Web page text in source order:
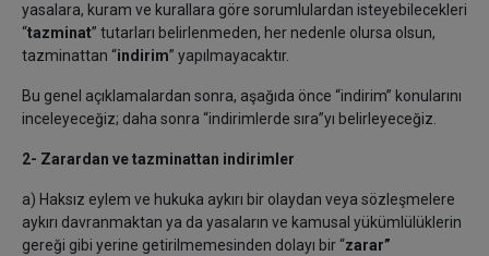
yasalara, kuram ve kurallara göre sorumlulardan isteyebilecekleri
“tazminat” tutarları belirlenmeden, her nedenle olursa olsun,
tazminattan “indirim” yapılmayacaktır.
Bu genel açıklamalardan sonra, aşağıda önce “indirim” konularını
inceleyeceğiz; daha sonra “indirimlerde sıra”yı belirleyeceğiz.
2- Zarardan ve tazminattan indirimler
a) Haksız eylem ve hukuka aykırı bir olaydan veya sözleşmelere
aykırı davranmaktan ya da yasaların ve kamusal yükümlülüklerin
gereği gibi yerine getirilmemesinden dolayı bir “zarar”